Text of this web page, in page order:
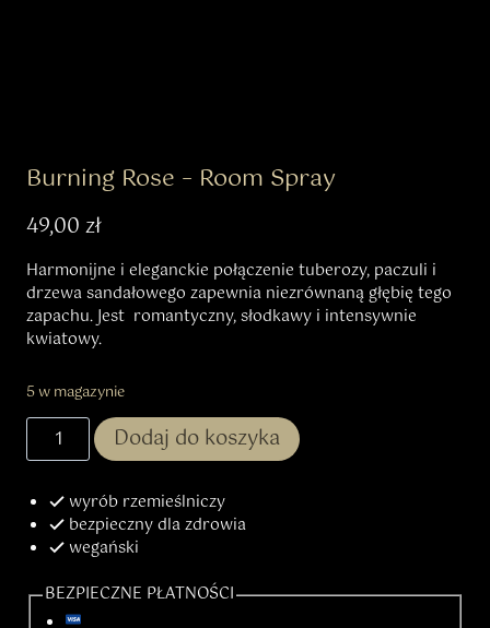
Burning Rose – Room Spray
49,00 zł
Harmonijne i eleganckie połączenie tuberozy, paczuli i
drzewa sandałowego zapewnia niezrównaną głębię tego
zapachu. Jest romantyczny, słodkawy i intensywnie
kwiatowy.
5 w magazynie
Dodaj do koszyka
wyrób rzemieślniczy
bezpieczny dla zdrowia
wegański
BEZPIECZNE PŁATNOŚCI